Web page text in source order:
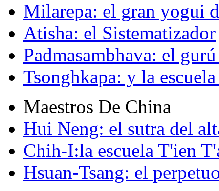
Milarepa: el gran yogui
Atisha: el Sistematizador
Padmasambhava: el
Tsonghkapa: y la
Maestros De China
Hui Neng: el sutra del
Chih-I:la escuela T'ien
Hsuan-Tsang: el